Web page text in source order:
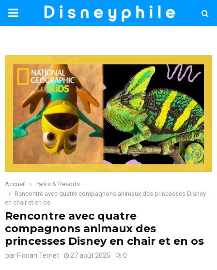
PRIMARY
Accueil
Parks & Resorts
Rencontre avec quatre compagnons animaux des princesses Disney
en chair et en os
Rencontre avec quatre
compagnons animaux des
princesses Disney en chair et en os
par Florian Ternet 27 août 2025 0